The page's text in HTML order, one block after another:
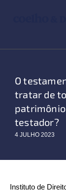
O
tratar de
testador?
4 JULHO 2023
Instituto de